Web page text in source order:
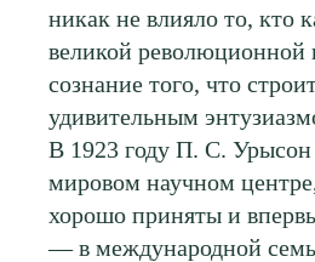
никак не влияло то, кто
великой революционной
сознание того, что
удивительным
В 1923 году П. С.
мировом научном
хорошо приняты и
— в международной